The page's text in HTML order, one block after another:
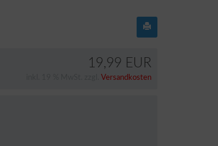
19,99 EUR
Versandkosten